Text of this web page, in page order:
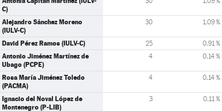
C)
Alejandro Sánchez Moreno
(IULV-C)
30 1,09 %
David Pérez Ramos (IULV-C) 25 0,91 %
Antonio Jiménez Martínez de
Ubago (PCPE)
4 0,14 %
Rosa María Jiménez Toledo
(PACMA)
4 0,14 %
Ignacio del Noval López de
Montenegro (P-LIB)
3 0,11 %